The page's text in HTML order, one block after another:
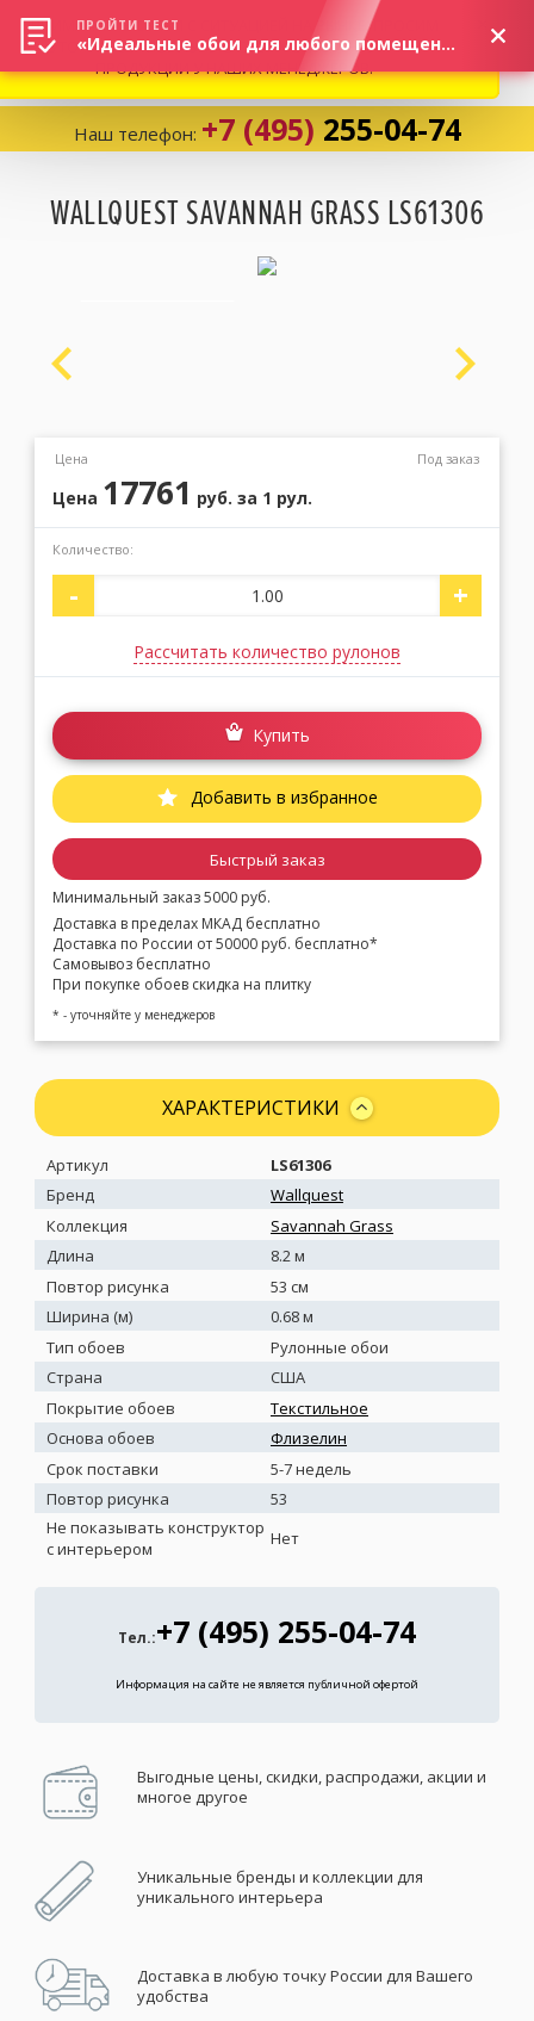
Корзина:0
Личный кабинет
(сменить город)
Заказать обратный звонок
Наш телефон: +7 (495) 255-04-74
WALLQUEST SAVANNAH GRASS LS61306
Цена Под заказ
Цена 17761 руб. за 1 рул.
Количество:
- +
Рассчитать количество рулонов
Купить
Добавить в избранное
Быстрый заказ
Минимальный заказ 5000 руб.
Доставка в пределах МКАД бесплатно
Доставка по России от 50000 руб. бесплатно*
Самовывоз бесплатно
При покупке обоев скидка на плитку
* - уточняйте у менеджеров
ХАРАКТЕРИСТИКИ
Артикул
LS61306
Бренд
Wallquest
Коллекция
Savannah Grass
Длина
8.2 м
Повтор рисунка
53 см
Ширина (м)
0.68 м
Тип обоев
Рулонные обои
Страна
США
Покрытие обоев
Текстильное
Основа обоев
Флизелин
Срок поставки
5-7 недель
Повтор рисунка
53
Не показывать конструктор
с интерьером
Нет
Тел.:+7 (495) 255-04-74
Информация на сайте не является публичной офертой
Выгодные цены, скидки, распродажи, акции и
многое другое
Уникальные бренды и коллекции для
уникального интерьера
Доставка в любую точку России для Вашего
удобства
ВНИМАНИЕ! В СВЯЗИ С СИТУАЦИЕЙ НА РЫНКЕ, ПРОСИМ
УТОЧНЯТЬ АКТУАЛЬНУЮ СТОИМОСТЬ И НАЛИЧИЕ
ПРОДУКЦИИ У НАШИХ МЕНЕДЖЕРОВ.
ПРОЙТИ ТЕСТ
«Идеальные обои для любого помещения!»